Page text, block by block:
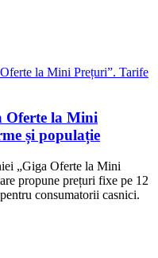
Oferte la Mini
și populație
„Giga Oferte la Mini
propune prețuri fixe pe 12
consumatorii casnici.